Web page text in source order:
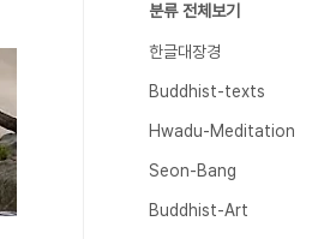
분류 전체보기
한글대장경
Buddhist-texts
Hwadu-Meditation
Seon-Bang
Buddhist-Art